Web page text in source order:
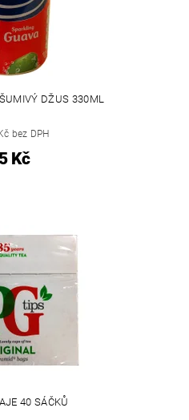
DŽUS 330ML
bez DPH
Kč
40 SÁČKŮ